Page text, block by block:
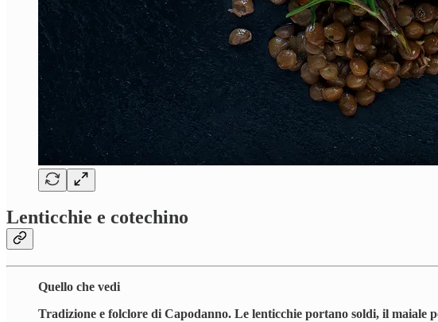
Lenticchie e cotechino
Quello che vedi
Tradizione e folclore di Capodanno. Le lenticchie portano soldi, il maiale